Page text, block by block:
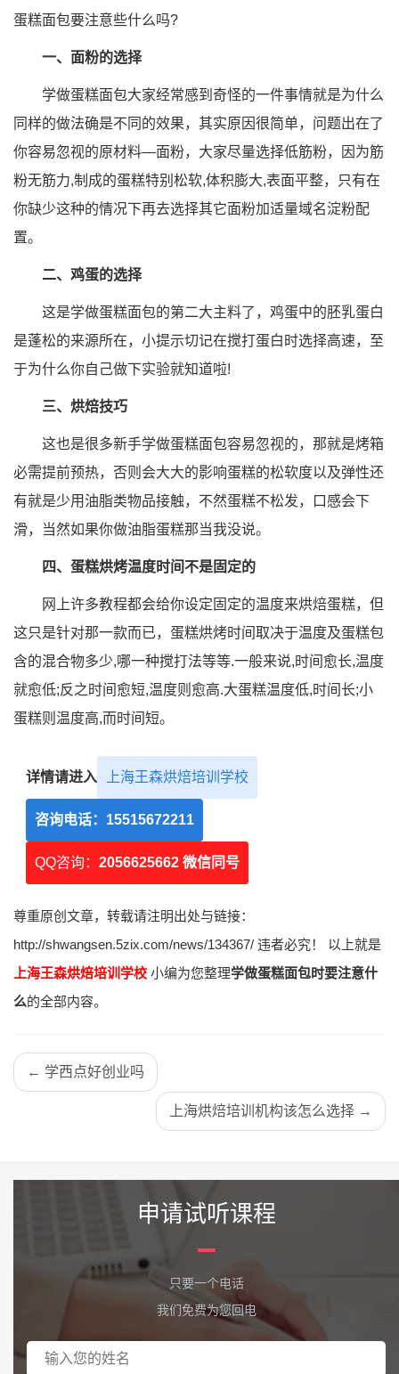
蛋糕面包要注意些什么吗?
一、面粉的选择
学做蛋糕面包大家经常感到奇怪的一件事情就是为什么
同样的做法确是不同的效果，其实原因很简单，问题出在了
你容易忽视的原材料—面粉，大家尽量选择低筋粉，因为筋
粉无筋力,制成的蛋糕特别松软,体积膨大,表面平整，只有在
你缺少这种的情况下再去选择其它面粉加适量域名淀粉配
置。
二、鸡蛋的选择
这是学做蛋糕面包的第二大主料了，鸡蛋中的胚乳蛋白
是蓬松的来源所在，小提示切记在搅打蛋白时选择高速，至
于为什么你自己做下实验就知道啦!
三、烘焙技巧
这也是很多新手学做蛋糕面包容易忽视的，那就是烤箱
必需提前预热，否则会大大的影响蛋糕的松软度以及弹性还
有就是少用油脂类物品接触，不然蛋糕不松发，口感会下
滑，当然如果你做油脂蛋糕那当我没说。
四、蛋糕烘烤温度时间不是固定的
网上许多教程都会给你设定固定的温度来烘焙蛋糕，但
这只是针对那一款而已，蛋糕烘烤时间取决于温度及蛋糕包
含的混合物多少,哪一种搅打法等等.一般来说,时间愈长,温度
就愈低;反之时间愈短,温度则愈高.大蛋糕温度低,时间长;小
蛋糕则温度高,而时间短。
详情请进入 上海王森烘焙培训学校
咨询电话： 15515672211
QQ咨询： 2056625662 微信同号
尊重原创文章，转载请注明出处与链接：
http://shwangsen.5zix.com/news/134367/ 违者必究！ 以上就是
上海王森烘焙培训学校 小编为您整理学做蛋糕面包时要注意什
么的全部内容。
← 学西点好创业吗
上海烘焙培训机构该怎么选择 →
申请试听课程
只要一个电话
我们免费为您回电